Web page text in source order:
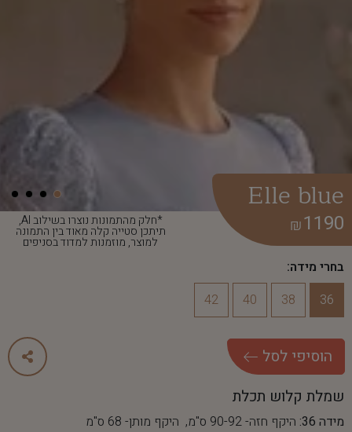
*חלק מהתמונות נוצרו בשילוב AI,
תיתכן סטייה קלה מאוד בין התמונה
למוצר, מוזמנות למדוד בסניפים
Elle blue
1190
₪
בחרי מידה:
36
38
40
42
הוסיפי לסל
שמלת קלוש תכלת
מידה 36:
היקף חזה- 90-92 ס"מ, היקף מותן- 68 ס"מ